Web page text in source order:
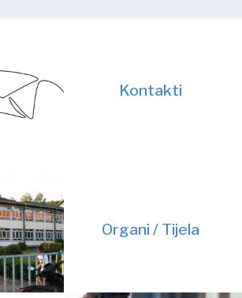
Kontakti
Organi / Tijela